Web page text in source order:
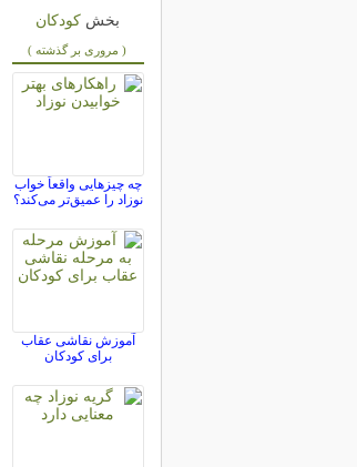
بخش کودکان
( مروری بر گذشته )
چه چیزهایی واقعاً خواب
نوزاد را عمیق‌تر می‌کند؟
آموزش نقاشی عقاب
برای کودکان